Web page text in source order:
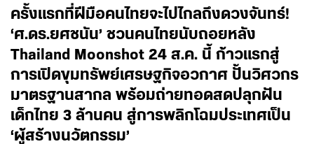
ครั้งแรกที่ฝีมือคนไทยจะไปไกลถึงดวงจันทร์!
‘ศ.ดร.ยศชนัน’ ชวนคนไทยนับถอยหลัง
Thailand Moonshot 24 ส.ค. นี้ ก้าวแรกสู่
การเปิดขุมทรัพย์เศรษฐกิจอวกาศ ปั้นวิศวกร
มาตรฐานสากล พร้อมถ่ายทอดสดปลุกฝัน
เด็กไทย 3 ล้านคน สู่การพลิกโฉมประเทศเป็น
‘ผู้สร้างนวัตกรรม’